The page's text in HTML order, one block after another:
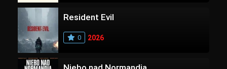
Resident Evil
0 2026